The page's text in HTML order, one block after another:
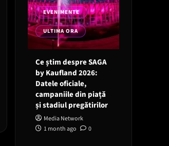
EVENIMENTE
ULTIMA ORA
Ce știm despre SAGA
by Kaufland 2026:
Datele oficiale,
campaniile din piață
și stadiul pregătirilor
Media Network
1 month ago
0